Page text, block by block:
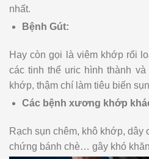
nhất.
Bệnh Gút:
Hay còn gọi là viêm khớp rối
các tinh thể uric hình thành
khớp, thậm chí làm tiêu biến
Các bệnh xương khớp
Rạch sụn chêm, khô khớp, dây
chứng bánh chè… gây khó